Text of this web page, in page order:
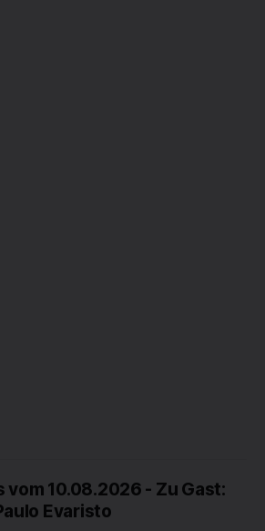
vom 10.08.2026 - Zu Gast:
Evaristo